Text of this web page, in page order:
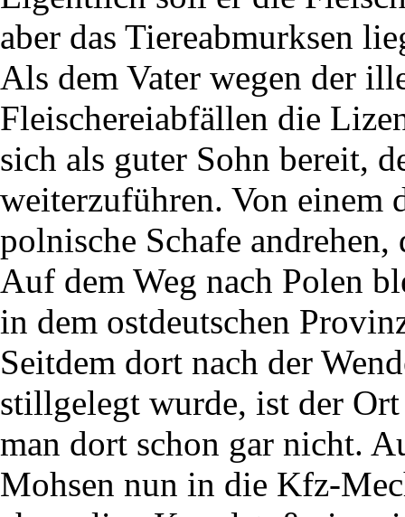
aber das Tiereabmurksen
Als dem Vater wegen der
Fleischereiabfällen die
sich als guter Sohn bereit,
weiterzuführen. Von einem
polnische Schafe andrehen,
Auf dem Weg nach Polen
in dem ostdeutschen
Seitdem dort nach der
stillgelegt wurde, ist der
man dort schon gar nicht.
Mohsen nun in die Kfz-